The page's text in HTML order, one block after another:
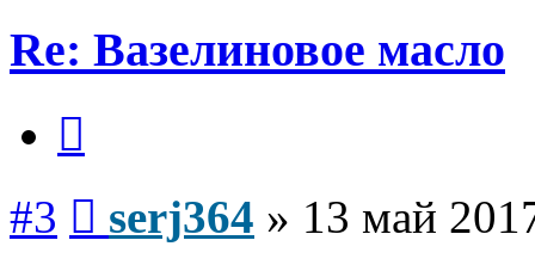
Re: Вазелиновое масло
#3 serj364 » 13 май